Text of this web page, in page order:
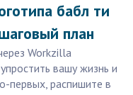
бабл ти
план
Workzilla
вашу жизнь и
первых, распишите в